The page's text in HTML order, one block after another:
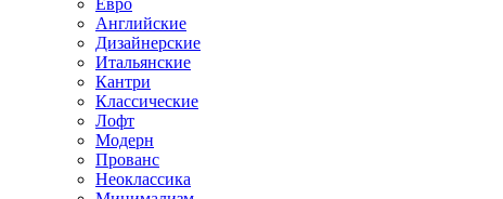
Английские
Дизайнерские
Итальянские
Кантри
Классические
Лофт
Модерн
Прованс
Неоклассика